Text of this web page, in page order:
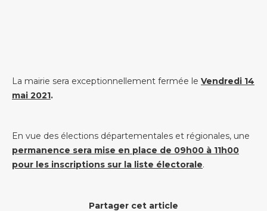
La mairie sera exceptionnellement fermée le Vendredi 14
mai 2021.
En vue des élections départementales et régionales, une
permanence sera mise en place de 09h00 à 11h00
pour les inscriptions sur la liste électorale.
Partager cet article